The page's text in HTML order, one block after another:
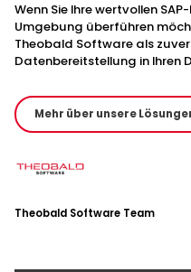
Wenn Sie Ihre wertvollen
Umgebung überführen
Theobald Software als
Datenbereitstellung in Ihren
Mehr über unsere
Theobald Software Team